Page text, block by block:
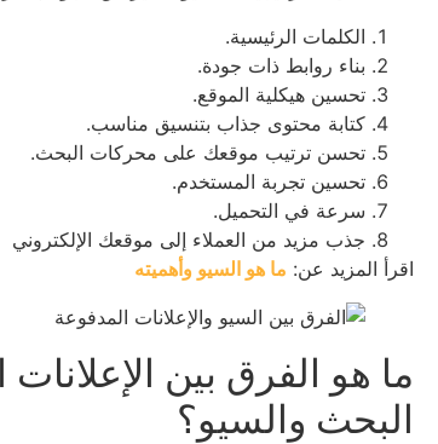
الكلمات الرئيسية.
بناء روابط ذات جودة.
تحسين هيكلية الموقع.
كتابة محتوى جذاب بتنسيق مناسب.
تحسن ترتيب موقعك على محركات البحث.
تحسين تجربة المستخدم.
سرعة في التحميل.
جذب مزيد من العملاء إلى موقعك الإلكتروني
اقرأ المزيد عن: ما هو السيو وأهميته
ما هو الفرق بين
البحث والسيو؟